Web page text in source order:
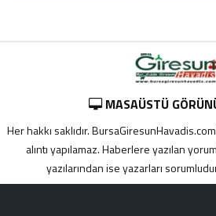
MASAÜSTÜ
Her hakkı saklıdır.
alıntı yapılamaz. Haberlere yazılan
yazılarından ise yazarları